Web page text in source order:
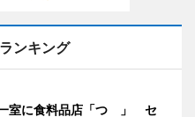
ンキング
室に食料品店「つゝ」 セ